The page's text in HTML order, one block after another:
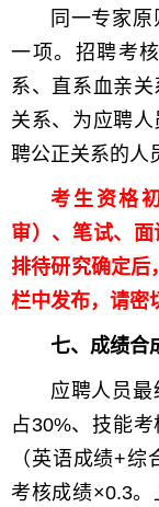
同一专家
一项。招聘考
系、直系血亲
关系、为应聘
聘公正关系的人
考生资格
审）、笔试、
排待研究确定后
栏中发布，请密
七、成绩合
应聘人员
占30%、技能考
（英语成绩+
考核成绩×0.3